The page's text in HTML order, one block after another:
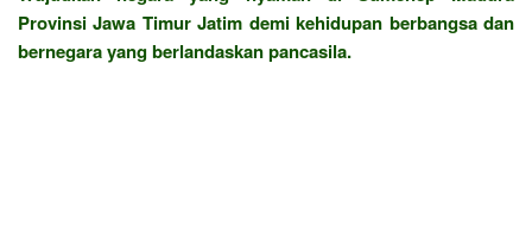
Provinsi Jawa Timur Jatim demi kehidupan berbangsa dan
bernegara yang berlandaskan pancasila.